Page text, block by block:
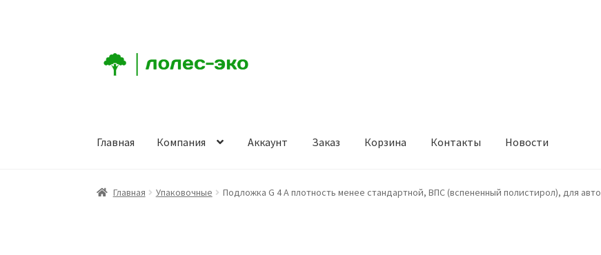
навигации
содержимому
Главная Компания Аккаунт Заказ Корзина Контакты Новости
Главная Компания Аккаунт Корзина
Главная Упаковочные Подложка G 4 А плотность менее стандартной, ВПС (вспененный полистирол), для